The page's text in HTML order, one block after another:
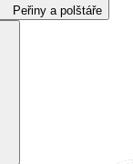
Peřiny a polštáře